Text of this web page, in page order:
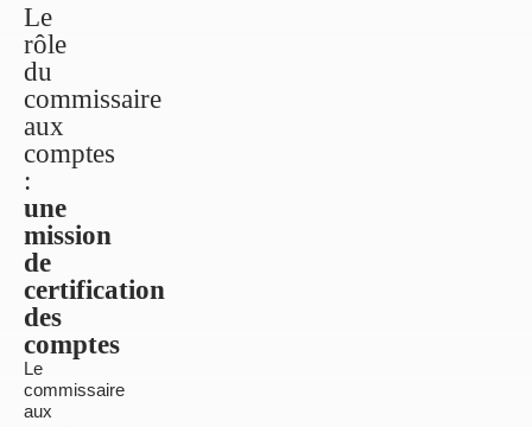
Le
rôle
du
commissaire
aux
comptes
:
une
mission
de
certification
des
comptes
Le
commissaire
aux